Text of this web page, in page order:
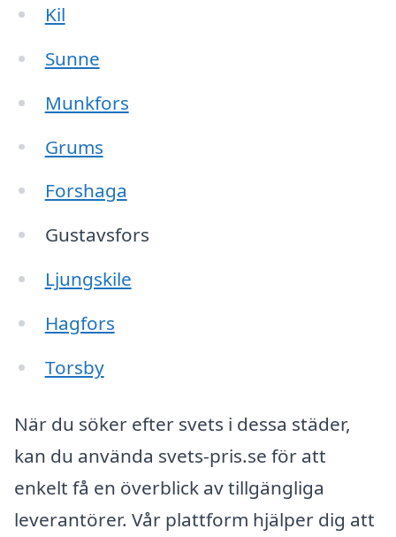
Kil
Sunne
Munkfors
Grums
Forshaga
Gustavsfors
Ljungskile
Hagfors
Torsby
När du söker efter svets i dessa städer,
kan du använda svets-pris.se för att
enkelt få en överblick av tillgängliga
leverantörer. Vår plattform hjälper dig att